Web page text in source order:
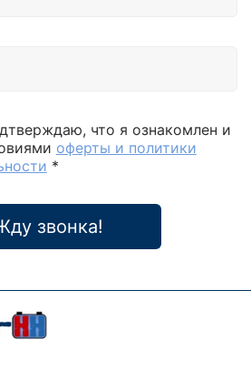
что я ознакомлен и
оферты и политики
*
звонка!